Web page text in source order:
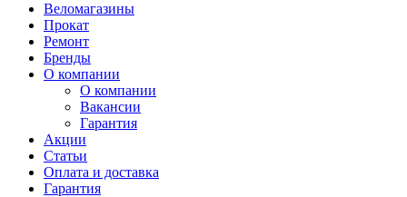
Веломагазины
Прокат
Ремонт
Бренды
О компании
О компании
Вакансии
Гарантия
Акции
Статьи
Оплата и доставка
Гарантия